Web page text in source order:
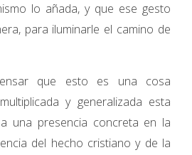
lo añada, y que ese gesto
para iluminarle el camino de
que esto es una cosa
y generalizada esta
una presencia concreta en la
del hecho cristiano y de la